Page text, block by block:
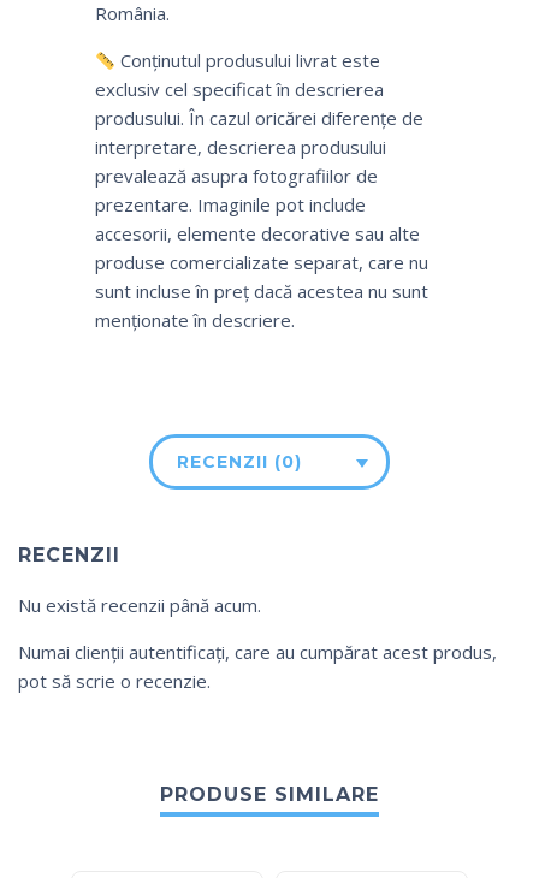
România.
Conținutul produsului livrat este
exclusiv cel specificat în descrierea
produsului. În cazul oricărei diferențe de
interpretare, descrierea produsului
prevalează asupra fotografiilor de
prezentare. Imaginile pot include
accesorii, elemente decorative sau alte
produse comercializate separat, care nu
sunt incluse în preț dacă acestea nu sunt
menționate în descriere.
RECENZII (0)
RECENZII
Nu există recenzii până acum.
Numai clienții autentificați, care au cumpărat acest produs,
pot să scrie o recenzie.
PRODUSE SIMILARE